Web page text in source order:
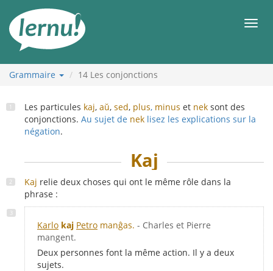
contenu
Grammaire 14 Les conjonctions
Les particules kaj, aŭ, sed, plus, minus et nek sont des
conjonctions. Au sujet de nek lisez les explications sur la
négation.
Kaj
Kaj relie deux choses qui ont le même rôle dans la
phrase :
Karlo kaj Petro manĝas. - Charles et Pierre
mangent.
Deux personnes font la même action. Il y a deux
sujets.